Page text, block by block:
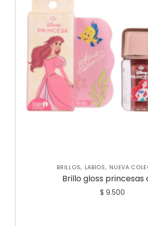
BRILLOS, LABIOS, NUEVA
Brillo gloss princesas
$ 9.500